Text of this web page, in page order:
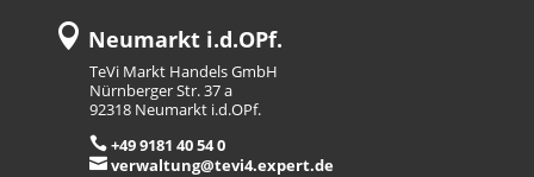
 Neumarkt i.d.OPf.
TeVi Markt Handels GmbH
Nürnberger Str. 37 a
92318 Neumarkt i.d.OPf.
 +49 9181 40 54 0
 verwaltung@tevi4.expert.de